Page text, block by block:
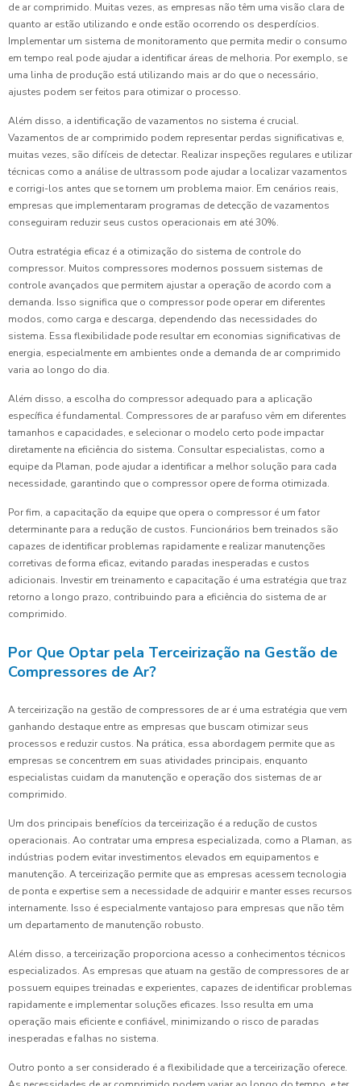
de ar comprimido. Muitas vezes, as empresas não têm uma visão clara de
quanto ar estão utilizando e onde estão ocorrendo os desperdícios.
Implementar um sistema de monitoramento que permita medir o consumo
em tempo real pode ajudar a identificar áreas de melhoria. Por exemplo, se
uma linha de produção está utilizando mais ar do que o necessário,
ajustes podem ser feitos para otimizar o processo.
Além disso, a identificação de vazamentos no sistema é crucial.
Vazamentos de ar comprimido podem representar perdas significativas e,
muitas vezes, são difíceis de detectar. Realizar inspeções regulares e utilizar
técnicas como a análise de ultrassom pode ajudar a localizar vazamentos
e corrigi-los antes que se tornem um problema maior. Em cenários reais,
empresas que implementaram programas de detecção de vazamentos
conseguiram reduzir seus custos operacionais em até 30%.
Outra estratégia eficaz é a otimização do sistema de controle do
compressor. Muitos compressores modernos possuem sistemas de
controle avançados que permitem ajustar a operação de acordo com a
demanda. Isso significa que o compressor pode operar em diferentes
modos, como carga e descarga, dependendo das necessidades do
sistema. Essa flexibilidade pode resultar em economias significativas de
energia, especialmente em ambientes onde a demanda de ar comprimido
varia ao longo do dia.
Além disso, a escolha do compressor adequado para a aplicação
específica é fundamental. Compressores de ar parafuso vêm em diferentes
tamanhos e capacidades, e selecionar o modelo certo pode impactar
diretamente na eficiência do sistema. Consultar especialistas, como a
equipe da Plaman, pode ajudar a identificar a melhor solução para cada
necessidade, garantindo que o compressor opere de forma otimizada.
Por fim, a capacitação da equipe que opera o compressor é um fator
determinante para a redução de custos. Funcionários bem treinados são
capazes de identificar problemas rapidamente e realizar manutenções
corretivas de forma eficaz, evitando paradas inesperadas e custos
adicionais. Investir em treinamento e capacitação é uma estratégia que traz
retorno a longo prazo, contribuindo para a eficiência do sistema de ar
comprimido.
Por Que Optar pela Terceirização na Gestão de
Compressores de Ar?
A terceirização na gestão de compressores de ar é uma estratégia que vem
ganhando destaque entre as empresas que buscam otimizar seus
processos e reduzir custos. Na prática, essa abordagem permite que as
empresas se concentrem em suas atividades principais, enquanto
especialistas cuidam da manutenção e operação dos sistemas de ar
comprimido.
Um dos principais benefícios da terceirização é a redução de custos
operacionais. Ao contratar uma empresa especializada, como a Plaman, as
indústrias podem evitar investimentos elevados em equipamentos e
manutenção. A terceirização permite que as empresas acessem tecnologia
de ponta e expertise sem a necessidade de adquirir e manter esses recursos
internamente. Isso é especialmente vantajoso para empresas que não têm
um departamento de manutenção robusto.
Além disso, a terceirização proporciona acesso a conhecimentos técnicos
especializados. As empresas que atuam na gestão de compressores de ar
possuem equipes treinadas e experientes, capazes de identificar problemas
rapidamente e implementar soluções eficazes. Isso resulta em uma
operação mais eficiente e confiável, minimizando o risco de paradas
inesperadas e falhas no sistema.
Outro ponto a ser considerado é a flexibilidade que a terceirização oferece.